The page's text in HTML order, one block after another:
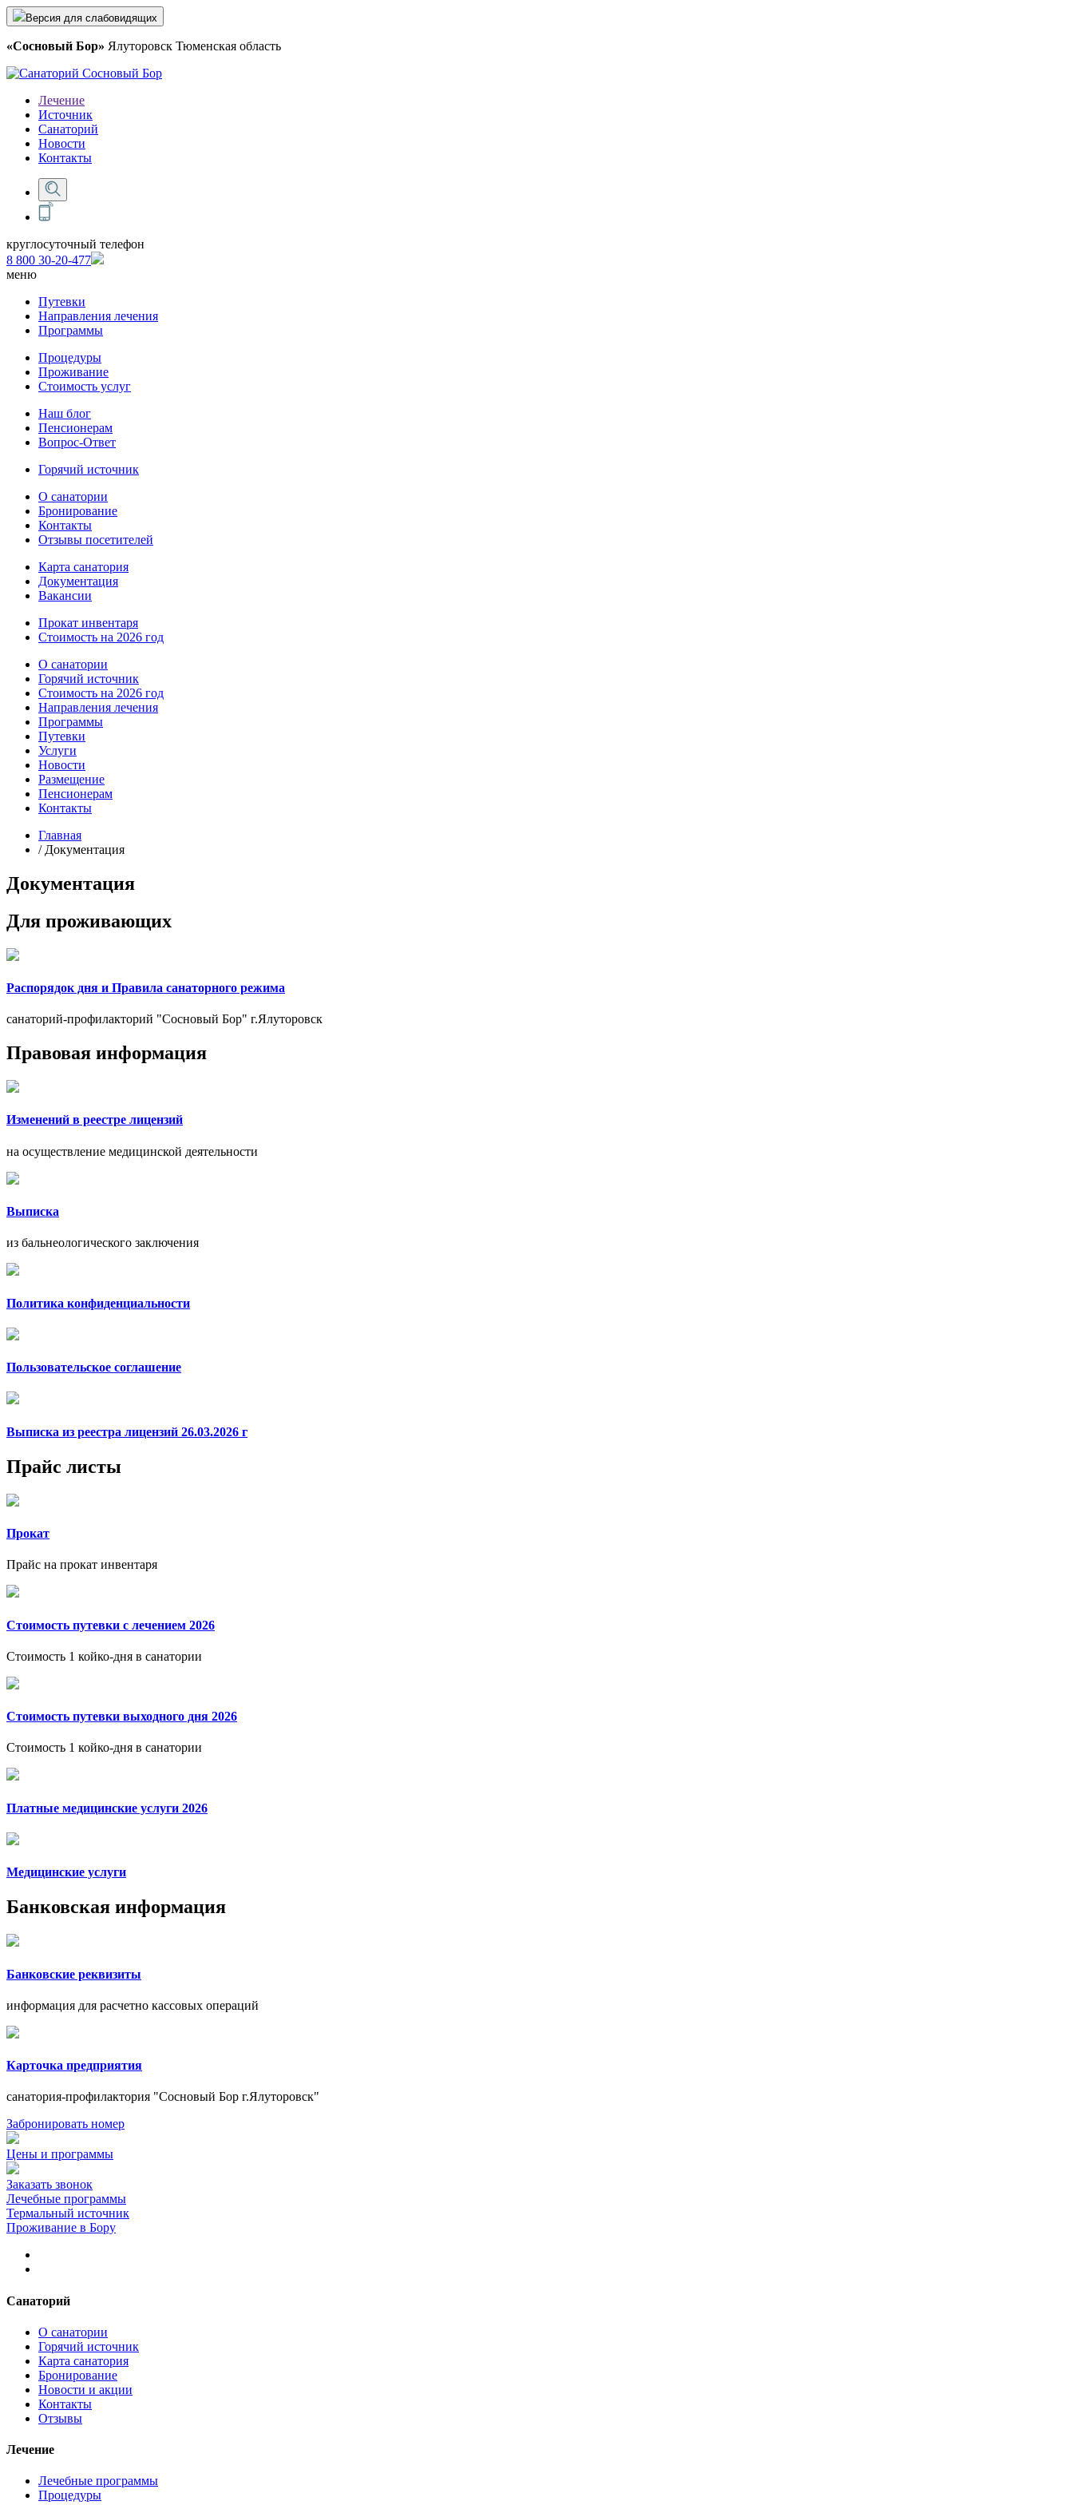
Версия для слабовидящих
«Сосновый Бор» Ялуторовск Тюменская область
Лечение
Источник
Санаторий
Новости
Контакты
круглосуточный телефон
8 800 30-20-477
меню
Путевки
Направления лечения
Программы
Процедуры
Проживание
Стоимость услуг
Наш блог
Пенсионерам
Вопрос-Ответ
Горячий источник
О санатории
Бронирование
Контакты
Отзывы посетителей
Карта санатория
Документация
Вакансии
Прокат инвентаря
Стоимость на 2026 год
О санатории
Горячий источник
Стоимость на 2026 год
Направления лечения
Программы
Путевки
Услуги
Новости
Размещение
Пенсионерам
Контакты
Главная
/ Документация
Документация
Для проживающих
Распорядок дня и Правила санаторного режима
санаторий-профилакторий "Сосновый Бор" г.Ялуторовск
Правовая информация
Изменений в реестре лицензий
на осуществление медицинской деятельности
Выписка
из бальнеологического заключения
Политика конфиденциальности
Пользовательское соглашение
Выписка из реестра лицензий 26.03.2026 г
Прайс листы
Прокат
Прайс на прокат инвентаря
Стоимость путевки с лечением 2026
Стоимость 1 койко-дня в санатории
Стоимость путевки выходного дня 2026
Стоимость 1 койко-дня в санатории
Платные медицинские услуги 2026
Медицинские услуги
Банковская информация
Банковские реквизиты
информация для расчетно кассовых операций
Карточка предприятия
санатория-профилактория "Сосновый Бор г.Ялуторовск"
Забронировать номер
Цены и программы
Заказать звонок
Лечебные программы
Термальный источник
Проживание в Бору
Санаторий
О санатории
Горячий источник
Карта санатория
Бронирование
Новости и акции
Контакты
Отзывы
Лечение
Лечебные программы
Процедуры